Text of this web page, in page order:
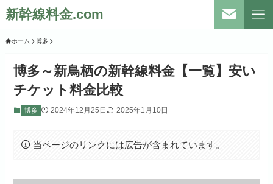
新幹線料金.com
ホーム 博多
博多～新鳥栖の新幹線料金【一覧】安い
チケット料金比較
博多 2024年12月25日 2025年1月10日
当ページのリンクには広告が含まれています。